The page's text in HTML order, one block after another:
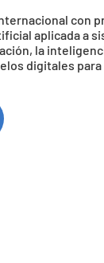
con
aplicada a
la
digitales